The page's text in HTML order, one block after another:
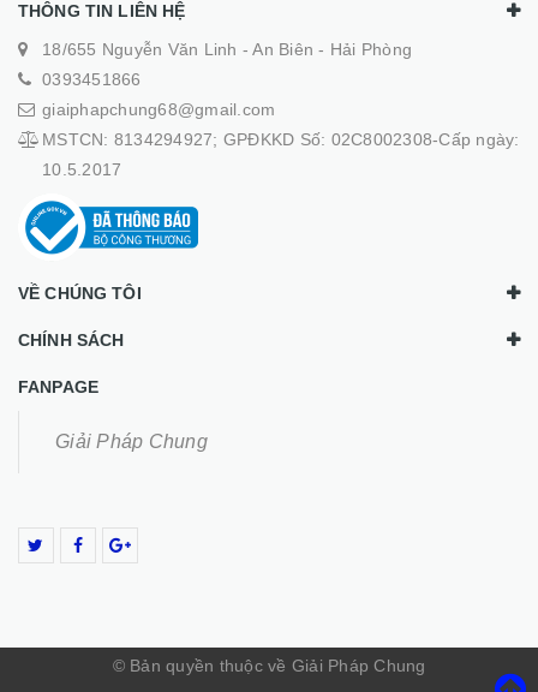
THÔNG TIN LIÊN HỆ
18/655 Nguyễn Văn Linh - An Biên - Hải Phòng
0393451866
giaiphapchung68@gmail.com
MSTCN: 8134294927; GPĐKKD Số: 02C8002308-Cấp ngày:
10.5.2017
VỀ CHÚNG TÔI
CHÍNH SÁCH
FANPAGE
Giải Pháp Chung
© Bản quyền thuộc về Giải Pháp Chung